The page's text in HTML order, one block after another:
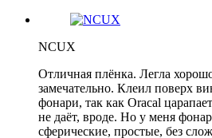
NCUX
Отличная плёнка. Легла
замечательно. Клеил поверх
фонари, так как Oracal
не даёт, вроде. Но у меня
сферические, простые, без